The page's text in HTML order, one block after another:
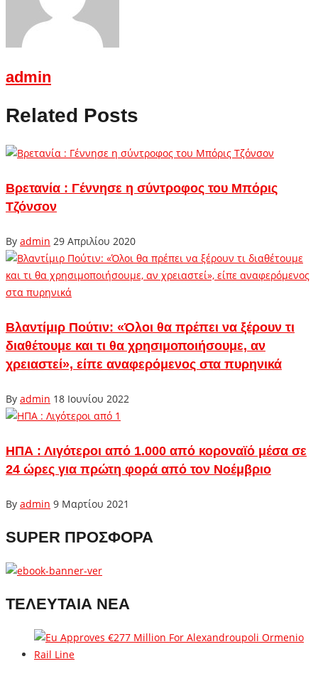
admin
Related Posts
Βρετανία : Γέννησε η σύντροφος του Μπόρις
Τζόνσον
By admin 29 Απριλίου 2020
Βλαντίμιρ Πούτιν: «Όλοι θα πρέπει να ξέρουν τι
διαθέτουμε και τι θα χρησιμοποιήσουμε, αν
χρειαστεί», είπε αναφερόμενος στα πυρηνικά
By admin 18 Ιουνίου 2022
ΗΠΑ : Λιγότεροι από 1.000 από κοροναϊό μέσα σε
24 ώρες για πρώτη φορά από τον Νοέμβριο
By admin 9 Μαρτίου 2021
SUPER ΠΡΟΣΦΟΡΑ
ΤΕΛΕΥΤΑΙΑ ΝΕΑ